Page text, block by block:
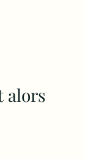
alors